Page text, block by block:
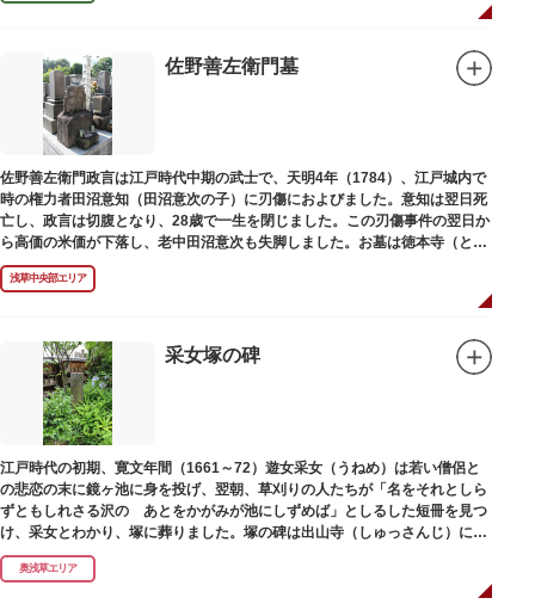
佐野善左衛門墓
佐野善左衛門政言は江戸時代中期の武士で、天明4年（1784）、江戸城内で
時の権力者田沼意知（田沼意次の子）に刃傷におよびました。意知は翌日死
亡し、政言は切腹となり、28歳で一生を閉じました。この刃傷事件の翌日か
ら高価の米価が下落し、老中田沼意次も失脚しました。お墓は徳本寺（とく
ほんじ）境内にあります。
浅草中央部エリア
采女塚の碑
江戸時代の初期、寛文年間（1661～72）遊女采女（うねめ）は若い僧侶と
の悲恋の末に鏡ヶ池に身を投げ、翌朝、草刈りの人たちが「名をそれとしら
ずともしれさる沢の あとをかがみが池にしずめば」としるした短冊を見つ
け、采女とわかり、塚に葬りました。塚の碑は出山寺（しゅっさんじ）にあ
ります。
奥浅草エリア